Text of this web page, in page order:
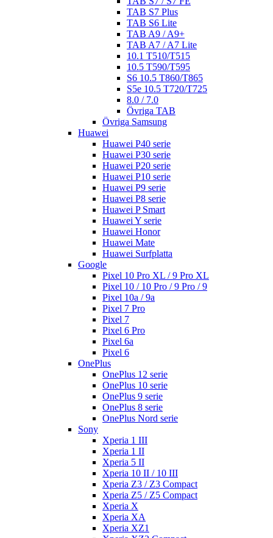
TAB S7 Plus
TAB S6 Lite
TAB A9 / A9+
TAB A7 / A7 Lite
10.1 T510/T515
10.5 T590/T595
S6 10.5 T860/T865
S5e 10.5 T720/T725
8.0 / 7.0
Övriga TAB
Övriga Samsung
Huawei
Huawei P40 serie
Huawei P30 serie
Huawei P20 serie
Huawei P10 serie
Huawei P9 serie
Huawei P8 serie
Huawei P Smart
Huawei Y serie
Huawei Honor
Huawei Mate
Huawei Surfplatta
Google
Pixel 10 Pro XL / 9 Pro XL
Pixel 10 / 10 Pro / 9 Pro / 9
Pixel 10a / 9a
Pixel 7 Pro
Pixel 7
Pixel 6 Pro
Pixel 6a
Pixel 6
OnePlus
OnePlus 12 serie
OnePlus 10 serie
OnePlus 9 serie
OnePlus 8 serie
OnePlus Nord serie
Sony
Xperia 1 III
Xperia 1 II
Xperia 5 II
Xperia 10 II / 10 III
Xperia Z3 / Z3 Compact
Xperia Z5 / Z5 Compact
Xperia X
Xperia XA
Xperia XZ1